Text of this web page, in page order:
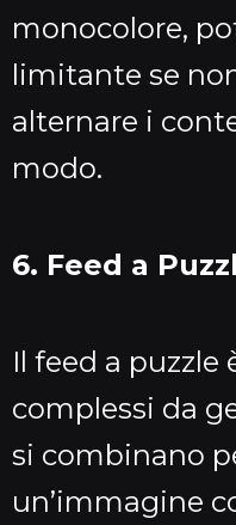
monocolore,
limitante se
alternare i
modo.
6. Feed a
Il feed a puzzle
complessi da
si combinano
un’immagine